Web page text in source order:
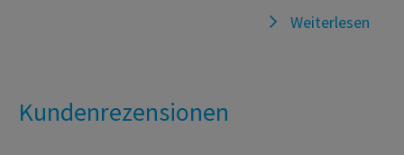
Weiterlesen
Kundenrezensionen